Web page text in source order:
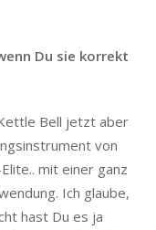
Du sie korrekt
Bell jetzt aber
von
mit einer ganz
Ich glaube,
hast Du es ja